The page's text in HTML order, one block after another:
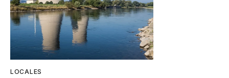
LOCALES